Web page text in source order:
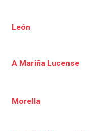
León
A Mariña Lucense
Morella